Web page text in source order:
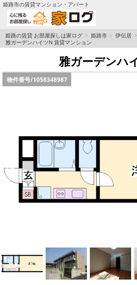
姫路市の賃貸マンション・アパート
TOPページ
ペットOK物件
初期費用リーズナブル物件
都市ガス物件
路線·駅から探す
地図から探す
スタッフ
姫路の賃貸 お部屋探しは家ログ 姫路市 伊伝居
雅ガーデンハイツN 賃貸マンション
雅ガーデンハ
物件番号/1058348987